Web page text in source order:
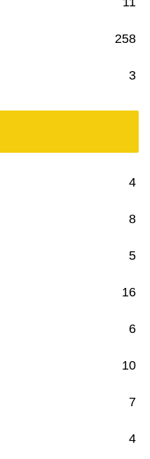
258
3
4
8
5
16
6
10
7
4